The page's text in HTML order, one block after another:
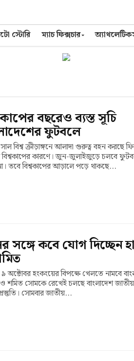
স্টোরি ম্যাচ ফিক্সচার
বছরেও ব্যস্ত সূচি
ফুটবলে
বিশ্ব ক্রীড়াঙ্গনে আলাদা গুরুত্ব বহন করছে
কারণে। জুন-জুলাইজুড়ে চলবে
তবে বিশ্বকাপের আড়ালে পড়ে থাকছে...
সঙ্গে কবে যোগ দিচ্ছেন
অক্টোবর হংকংয়ের বিপক্ষে খেলতে নামবে
শমিত সোমকে রেখেই চলছে বাংলাদেশ
সোমবার জাতীয়...